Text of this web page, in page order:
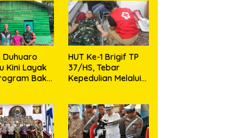
di Desa
Duhuaro
Kini Layak
Bakti
HUT Ke-1 Brigif TP
37/HS, Tebar
Kepedulian Melalui
Harapan Hidup Bagi
Yang
Membutuhkan